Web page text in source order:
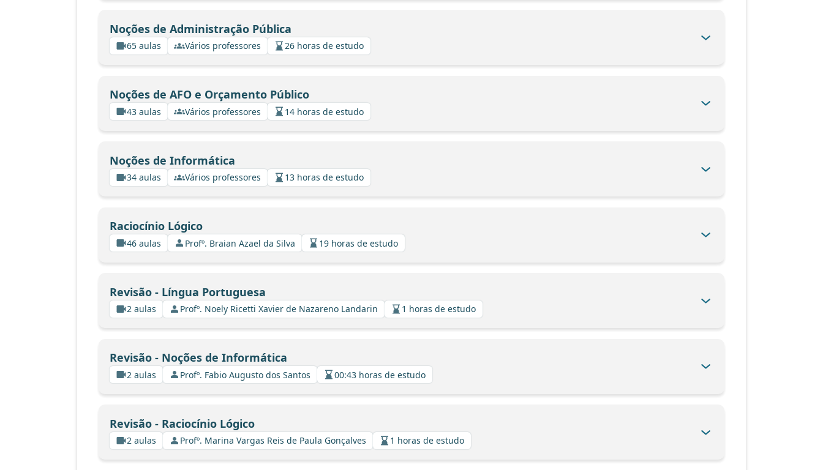
Noções de Administração Pública
65 aulas Vários professores 26 horas de estudo
Noções de AFO e Orçamento Público
43 aulas Vários professores 14 horas de estudo
Noções de Informática
34 aulas Vários professores 13 horas de estudo
Raciocínio Lógico
46 aulas Profº. Braian Azael da Silva 19 horas de estudo
Revisão - Língua Portuguesa
2 aulas Profº. Noely Ricetti Xavier de Nazareno Landarin 1 horas de estudo
Revisão - Noções de Informática
2 aulas Profº. Fabio Augusto dos Santos 00:43 horas de estudo
Revisão - Raciocínio Lógico
2 aulas Profº. Marina Vargas Reis de Paula Gonçalves 1 horas de estudo